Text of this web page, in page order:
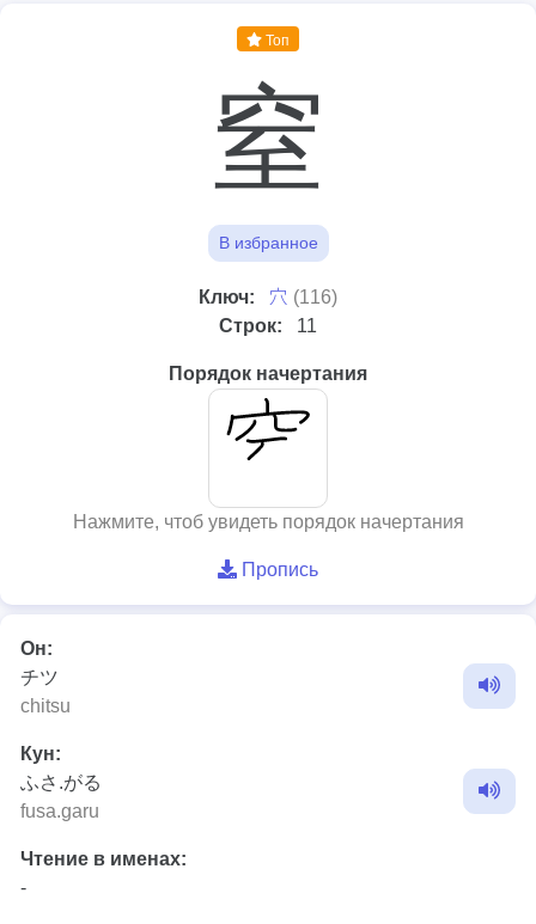
Топ
窒
В избранное
Ключ: ⽳ (116)
Строк:
11
Порядок начертания
Нажмите, чтоб увидеть порядок начертания
Пропись
Он:
チツ
chitsu
Кун:
ふさ.がる
fusa.garu
Чтение в именах:
-